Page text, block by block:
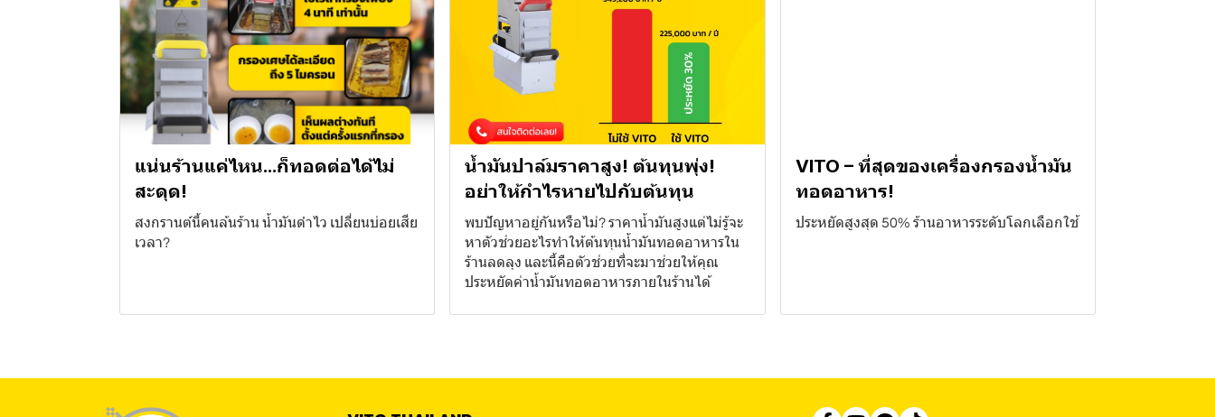
แน่นร้านแค่ไหน…ก็ทอดต่อได้ไม่
สะดุด!
สงกรานต์นี้คนล้นร้าน น้ำมันดำไว เปลี่ยนบ่อยเสีย
เวลา?
น้ำมันปาล์มราคาสูง! ต้นทุนพุ่ง!
อย่าให้กำไรหายไปกับต้นทุน
พบปัญหาอยู่กันหรือไม่? ราคาน้ำมันสูงแต่ไม่รู้จะ
หาตัวช่วยอะไรทำให้ต้นทุนน้ำมันทอดอาหารใน
ร้านลดลุง และนี้คือตัวช่วยที่จะมาช่วยให้คุณ
ประหยัดค่าน้ำมันทอดอาหารภายในร้านได้
VITO – ที่สุดของเครื่องกรองน้ำมัน
ทอดอาหาร!
ประหยัดสูงสุด 50% ร้านอาหารระดับโลกเลือกใช้